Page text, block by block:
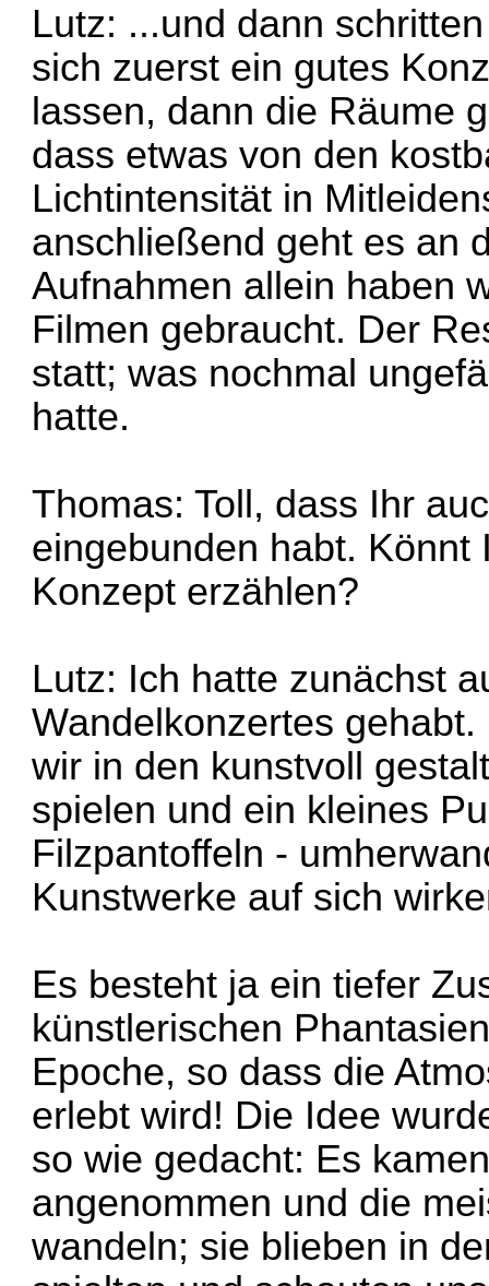
Lutz: ...und dann
sich zuerst ein gutes
lassen, dann die Räume
dass etwas von den
Lichtintensität in
anschließend geht es an
Aufnahmen allein haben
Filmen gebraucht. Der
statt; was nochmal
hatte.
Thomas: Toll, dass Ihr
eingebunden habt.
Konzept erzählen?
Lutz: Ich hatte zunächst
Wandelkonzertes
wir in den kunstvoll
spielen und ein kleines
Filzpantoffeln -
Kunstwerke auf sich
Es besteht ja ein tiefer
künstlerischen
Epoche, so dass die
erlebt wird! Die Idee
so wie gedacht: Es
angenommen und die
wandeln; sie blieben in